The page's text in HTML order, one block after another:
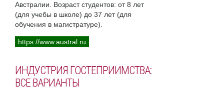
Австралии. Возраст студентов: от 8 лет
(для учебы в школе) до 37 лет (для
обучения в магистратуре).
https://www.austral.ru
ИНДУСТРИЯ ГОСТЕПРИИМСТВА:
ВСЕ ВАРИАНТЫ